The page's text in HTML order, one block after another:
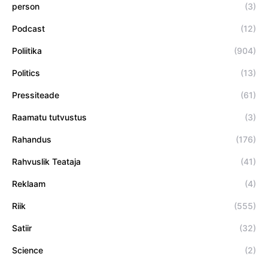
person (3)
Podcast (12)
Poliitika (904)
Politics (13)
Pressiteade (61)
Raamatu tutvustus (3)
Rahandus (176)
Rahvuslik Teataja (41)
Reklaam (4)
Riik (555)
Satiir (32)
Science (2)